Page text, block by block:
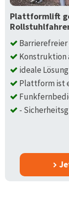
Plattformlift
Konstruktion
ideale
Plattform ist
-